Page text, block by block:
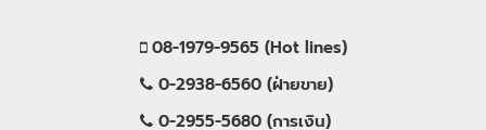
08-1979-9565 (Hot lines)
0-2938-6560 (ฝ่ายขาย)
0-2955-5680 (การเงิน)